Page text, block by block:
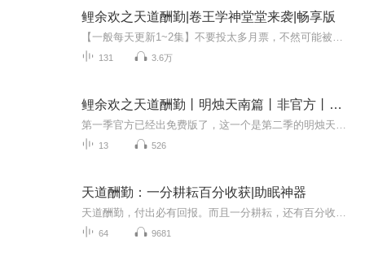
鲤余欢之天道酬勤|卷王学神堂堂来袭|畅享版
131 3.6万
鲤余欢之天道酬勤丨明烛天南篇丨非官方丨免费
13 526
天道酬勤：一分耕耘百分收获|助眠神器
64 9681